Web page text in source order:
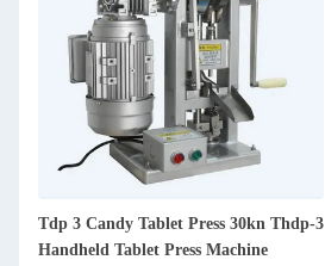
Tdp 3 Candy Tablet Press 30kn Thdp-3
Handheld Tablet Press Machine